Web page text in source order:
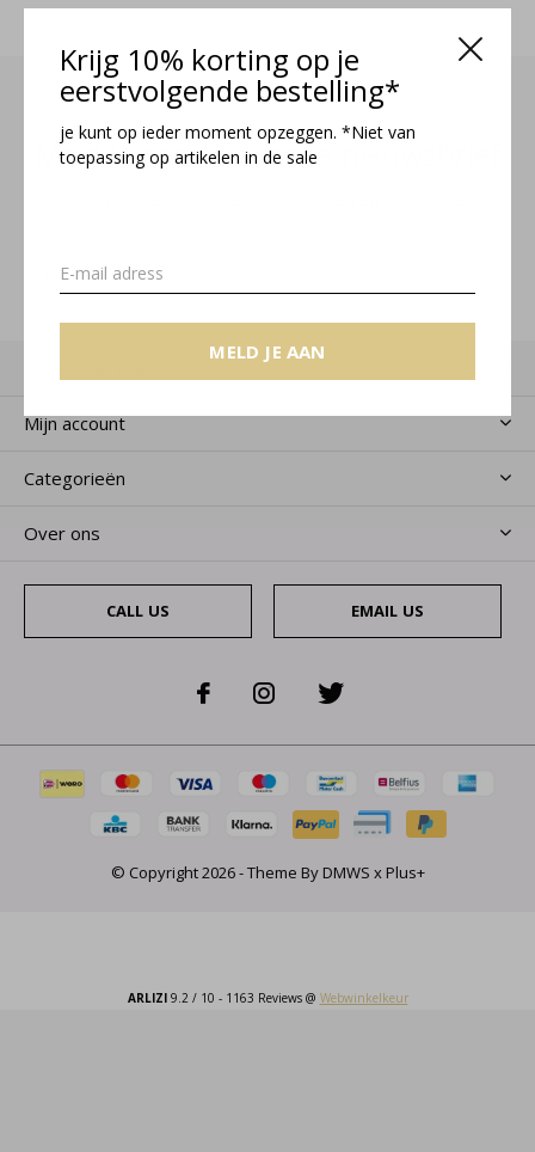
Krijg 10% korting op je
eerstvolgende bestelling*
je kunt op ieder moment opzeggen. *Niet van
toepassing op artikelen in de sale
MELD JE AAN
Meld je aan voor onze nieuwsbrief
Mijn account
Categorieën
Over ons
CALL US EMAIL US
© Copyright2026- Theme ByDMWS x Plus+
ARLIZI9.2 / 10 - 1163 Reviews @ Webwinkelkeur